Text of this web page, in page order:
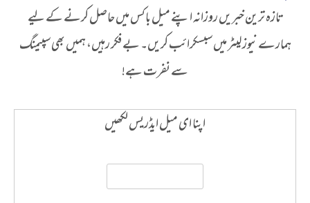
تازہ ترین خبریں روزانہ اپنے میل باکس میں حاصل کرنے کے لیے
ہمارے نیوز لیٹر میں سبسکرائب کریں۔ بے فکر رہیں، ہمیں بھی سپیمنگ
سے نفرت ہے!
اپنا ای میل ایڈریس لکھیں